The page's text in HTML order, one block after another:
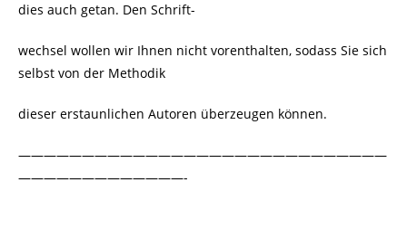
dies auch getan. Den Schrift-
wechsel wollen wir Ihnen nicht vorenthalten, sodass Sie sich
selbst von der Methodik
dieser erstaunlichen Autoren überzeugen können.
—————————————————————————————
—————————————-